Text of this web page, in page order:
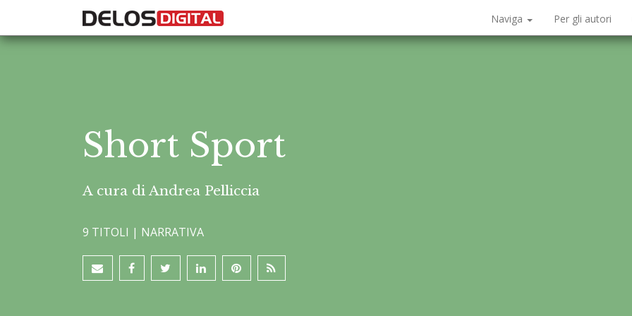
Naviga Per gli autori
Short Sport
A cura di Andrea Pelliccia
9 TITOLI | NARRATIVA